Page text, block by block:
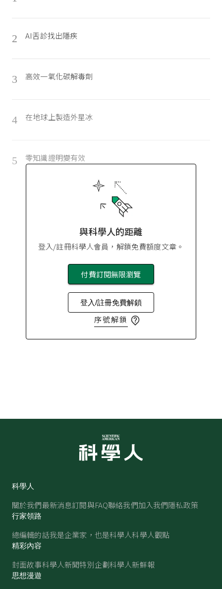
2 AI舌診找出隱疾
3 高效一氧化碳解毒劑
4 在地球上製造外星冰
5 零知識證明變有效
與科學人的距離
登入/註冊科學人會員，解鎖免費額度文章。
付費訂閱無限瀏覽
登入/註冊免費解鎖
序號解鎖
科學人
關於我們最新消息訂閱與FAQ聯絡我們加入我們隱私政策
行家領路
總編輯的話我是企業家，也是科學人科學人觀點
精彩內容
封面故事科學人新聞特別企劃科學人新鮮報
思想漫遊